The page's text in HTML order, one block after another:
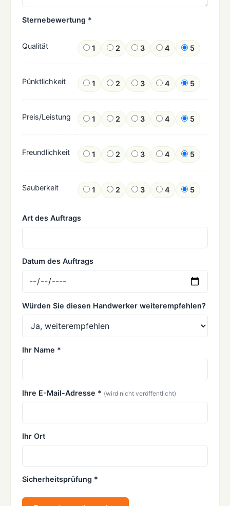
Sternebewertung *
Qualität 1 2 3 4 5
Pünktlichkeit 1 2 3 4 5
Preis/Leistung 1 2 3 4 5
Freundlichkeit 1 2 3 4 5
Sauberkeit 1 2 3 4 5
Art des Auftrags
Datum des Auftrags
Würden Sie diesen Handwerker weiterempfehlen?
Ihr Name *
Ihre E-Mail-Adresse * (wird nicht veröffentlicht)
Ihr Ort
Sicherheitsprüfung *